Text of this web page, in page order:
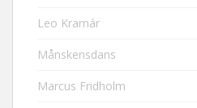
Leo Kramár
Månskensdans
Marcus Fridholm